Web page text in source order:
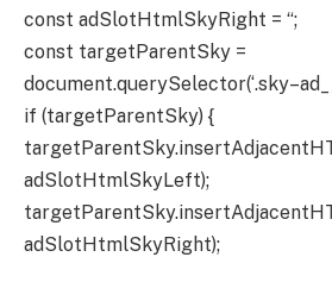
const adSlotHtmlSkyRight = “;
const targetParentSky =
if (targetParentSky) {
adSlotHtmlSkyLeft);
adSlotHtmlSkyRight);